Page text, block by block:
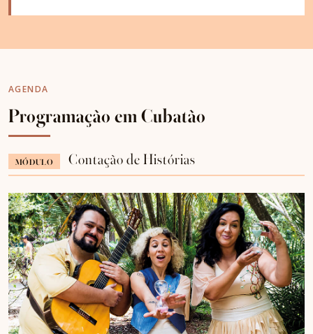
AGENDA
Programação em Cubatão
MÓDULO Contação de Histórias